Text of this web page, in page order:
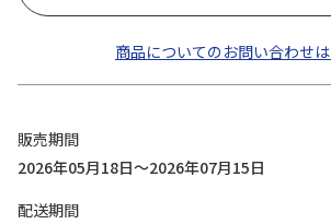
商品についてのお問い合わせ
販売期間
2026年05月18日～2026年07月15日
配送期間